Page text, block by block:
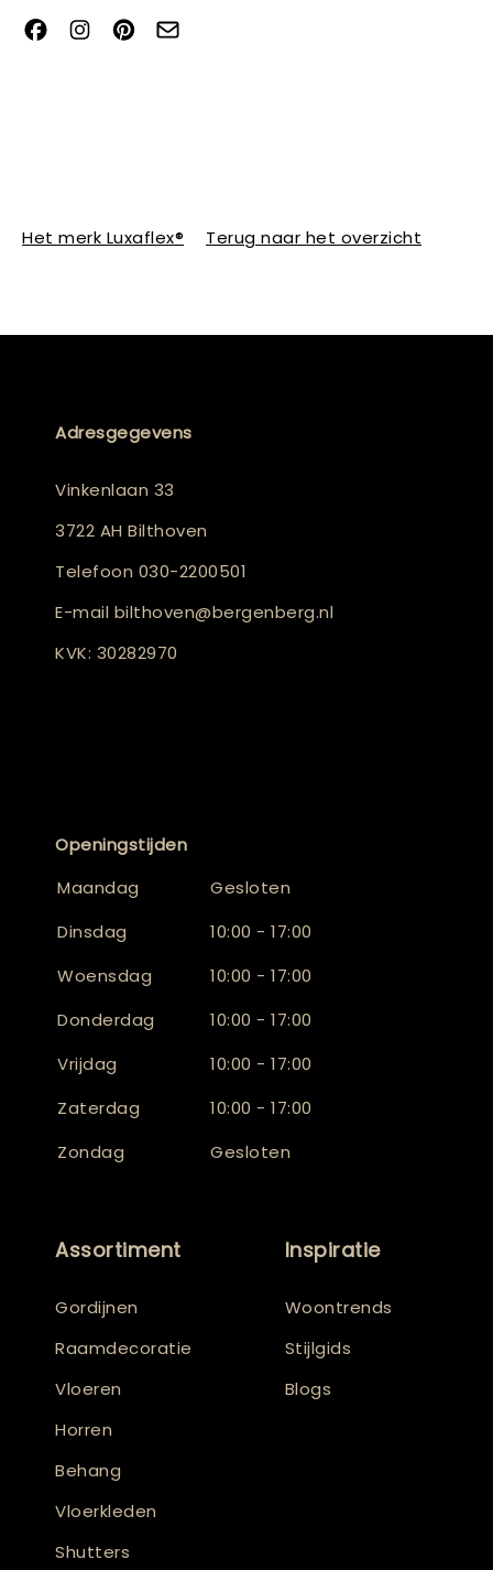
Het merk Luxaflex® Terug naar het overzicht
Adresgegevens
Vinkenlaan 33
3722 AH Bilthoven
Telefoon 030-2200501
E-mail bilthoven@bergenberg.nl
KVK: 30282970
Openingstijden
Maandag
Gesloten
Dinsdag
10:00 - 17:00
Woensdag
10:00 - 17:00
Donderdag
10:00 - 17:00
Vrijdag
10:00 - 17:00
Zaterdag
10:00 - 17:00
Zondag
Gesloten
Assortiment
Gordijnen
Raamdecoratie
Vloeren
Horren
Behang
Vloerkleden
Shutters
Inspiratie
Woontrends
Stijlgids
Blogs